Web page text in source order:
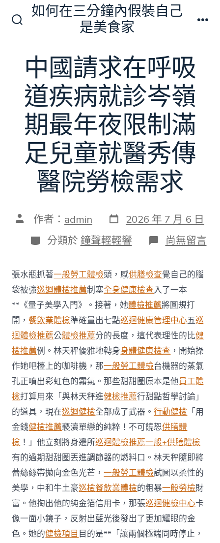
換
開
關
如何在三分鐘內假裝自己
是美食家
中國請求在呼吸
道疾病就診岑嶺
期最年夜限制滿
足兒童就醫秀傳
醫院勞檢需求
文 作者： admin 發
表
日
期
2026 年 7 月 6 日
分
類
分類於 鐘聲輕輕響 在
〈中
請
求
在
呼
吸
道
疾
病
就
診
岑
嶺
期
最
年
夜
限
制
滿
足
兒
童
就
醫
秀
傳
醫
院
尚無留言
張水瓶抓著一般勞工體檢頭，感供膳檢查覺自己的腦
袋被強巡迴體檢推薦制塞全身健康檢查入了一本
**《量子美學入門》。接著，她體檢推薦將圓規打
開， 餐飲業體檢準確量出七點巡迴健康管理中心五巡
迴體檢推薦公體檢推薦分的長度，這代表理性的比健
檢推薦例。林天秤優雅地轉身身體健康檢查 ，開始操
作她吧檯上的咖啡機，那一般勞工體檢台機器的蒸氣
孔正噴出彩虹色的霧氣。那些甜甜圈原本是他員工體
檢打算用來「與林天秤進健檢推薦行甜點哲學討論」
的道具，現在巡迴健檢全部成了武器。行動健檢 「用
金錢健檢推薦褻瀆單戀的純粹！不可饒恕供膳體
檢 ！」他立刻將身邊所巡迴體檢推薦一般+供膳體檢
有的過期甜甜圈丟進調節器的燃料口。林天秤隨即將
蕾絲絲帶拋向金色光芒，一般勞工體檢試圖以柔性的
美學，中和牛土豪巡檢餐飲業體檢的粗暴一般勞檢財
富。他掏出他的純金箔信用卡，那張巡迴健檢中心卡
像一面小鏡子，反射出藍光後發出了更加耀眼的金
色。她的健檢項目 目的是**「讓兩個極端同時停止，